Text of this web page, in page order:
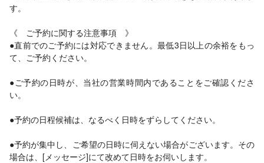
す。
《 ご予約に関する注意事項 》
●直前でのご予約には対応できません。最低3日以上の余裕をもっ
て、ご予約ください。
●ご予約の日時が、当社の営業時間内であることをご確認くださ
い。
●予約の日程候補は、なるべく日時をずらしてください。
●予約が集中し、ご希望の日時に伺えない場合がございます。その
場合は、[メッセージ]にて改めて日時をお伺いします。